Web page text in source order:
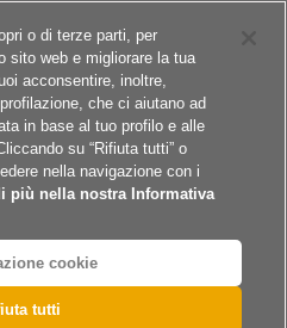
o di terze parti, per
sito web e migliorare la tua
acconsentire, inoltre,
che ci aiutano ad
in base al tuo profilo e alle
su “Rifiuta tutti” o
nella navigazione con i
più nella nostra Informativa
cookie
tutti